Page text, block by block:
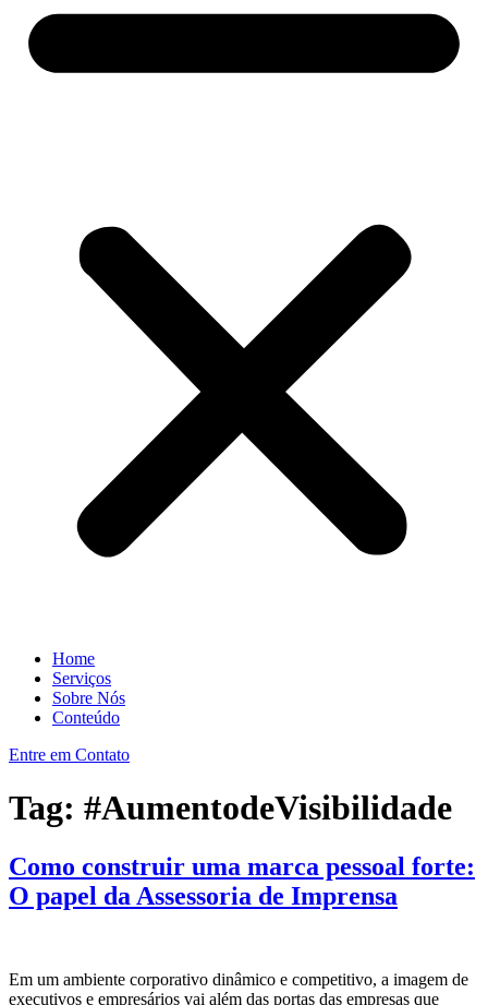
Home
Serviços
Sobre Nós
Conteúdo
Entre em Contato
Tag: #AumentodeVisibilidade
Como construir uma marca pessoal forte:
O papel da Assessoria de Imprensa
Em um ambiente corporativo dinâmico e competitivo, a imagem de
executivos e empresários vai além das portas das empresas que